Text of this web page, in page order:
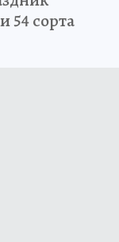
54 сорта